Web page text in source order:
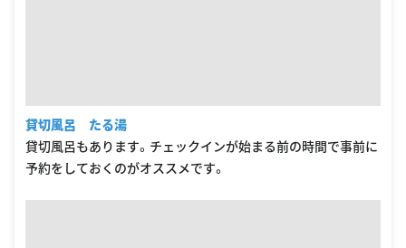
貸切風呂 たる湯
貸切風呂もあります。チェックインが始まる前の時間で事前に
予約をしておくのがオススメです。